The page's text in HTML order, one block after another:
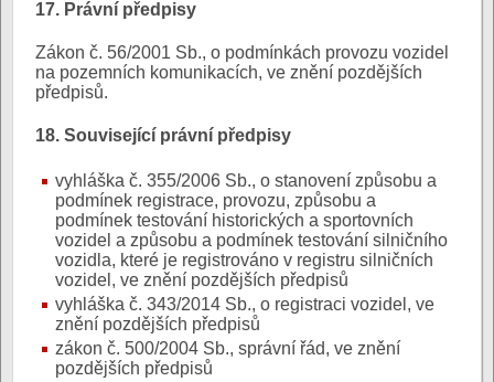
17. Právní předpisy
Zákon č. 56/2001 Sb., o podmínkách provozu vozidel
na pozemních komunikacích, ve znění pozdějších
předpisů.
18. Související právní předpisy
vyhláška č. 355/2006 Sb., o stanovení způsobu a
podmínek registrace, provozu, způsobu a
podmínek testování historických a sportovních
vozidel a způsobu a podmínek testování silničního
vozidla, které je registrováno v registru silničních
vozidel, ve znění pozdějších předpisů
vyhláška č. 343/2014 Sb., o registraci vozidel, ve
znění pozdějších předpisů
zákon č. 500/2004 Sb., správní řád, ve znění
pozdějších předpisů